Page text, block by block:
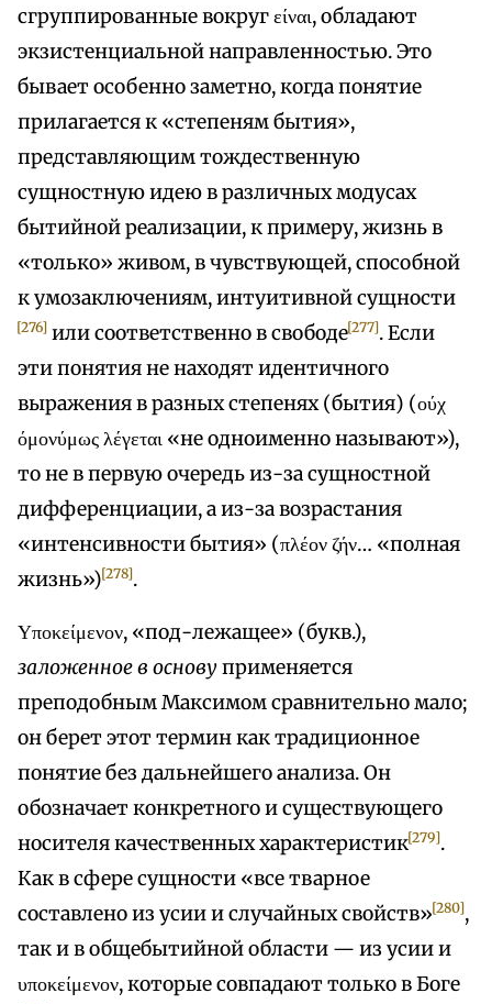
сгруппированные вокруг είναι, обладают
экзистенциальной направленностью. Это
бывает особенно заметно, когда понятие
прилагается к «степеням бытия»,
представляющим тождественную
сущностную идею в различных модусах
бытийной реализации, к примеру, жизнь в
«только» живом, в чувствующей, способной
к умозаключениям, интуитивной сущности
[276] или соответственно в свободе[277]. Если
эти понятия не находят идентичного
выражения в разных степенях (бытия) (ούχ
όμονύμως λέγεται «не одноименно называют»),
то не в первую очередь из-за сущностной
дифференциации, а из-за возрастания
«интенсивности бытия» (πλέον ζήν… «полная
жизнь»)[278].
Υποκείμενον, «под-лежащее» (букв.),
заложенное в основуприменяется
преподобным Максимом сравнительно мало;
он берет этот термин как традиционное
понятие без дальнейшего анализа. Он
обозначает конкретного и существующего
носителя качественных характеристик[279].
Как в сфере сущности «все тварное
составлено из усии и случайных свойств»[280],
так и в общебытийной области — из усии и
υποκείμενον, которые совпадают только в Боге